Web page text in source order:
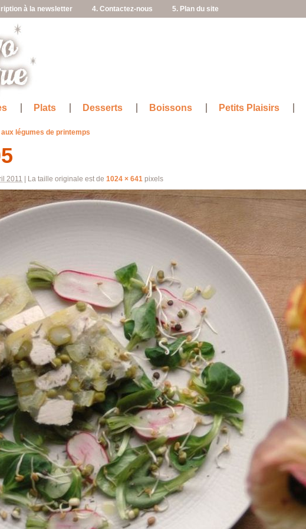
à la newsletter 4. Contactez-nous 5. Plan du site
Plats Desserts Boissons Petits Plaisirs
légumes de printemps
2011 La taille originale est de 1024 × 641 pixels